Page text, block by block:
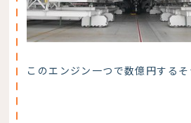
このエンジン一つで数億円する